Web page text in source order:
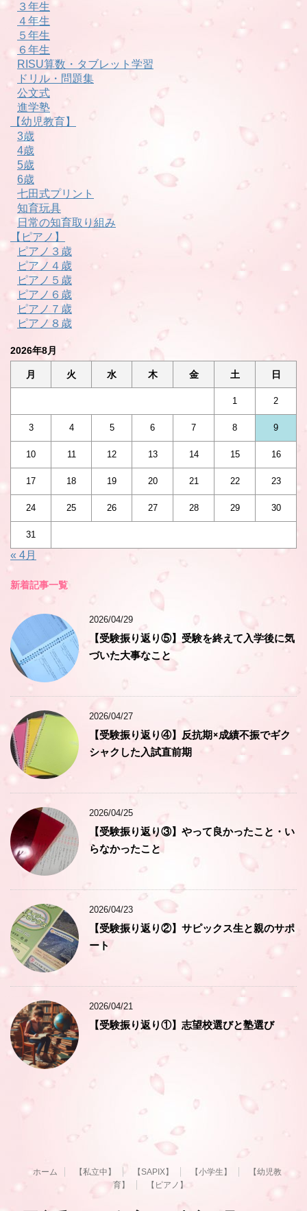
３年生
４年生
５年生
６年生
RISU算数・タブレット学習
ドリル・問題集
公文式
進学塾
【幼児教育】
3歳
4歳
5歳
6歳
七田式プリント
知育玩具
日常の知育取り組み
【ピアノ】
ピアノ３歳
ピアノ４歳
ピアノ５歳
ピアノ６歳
ピアノ７歳
ピアノ８歳
2026年8月
月 火 水 木 金 土 日
1 2
3 4 5 6 7 8 9
10 11 12 13 14 15 16
17 18 19 20 21 22 23
24 25 26 27 28 29 30
31
« 4月
新着記事一覧
2026/04/29
【受験振り返り⑤】受験を終えて入学後に気
づいた大事なこと
2026/04/27
【受験振り返り④】反抗期×成績不振でギク
シャクした入試直前期
2026/04/25
【受験振り返り③】やって良かったこと・い
らなかったこと
2026/04/23
【受験振り返り②】サピックス生と親のサポ
ート
2026/04/21
【受験振り返り①】志望校選びと塾選び
ホーム 【私立中】 【SAPIX】 【小学生】
【幼児教
育】
【ピアノ】